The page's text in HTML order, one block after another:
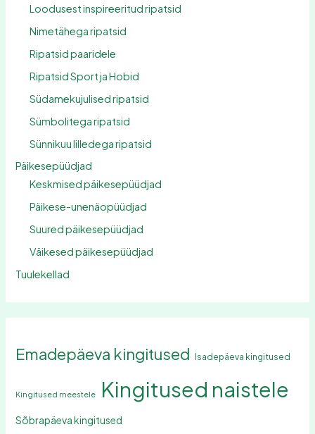
Loodusest inspireeritud ripatsid
Nimetähega ripatsid
Ripatsid paaridele
Ripatsid Sport ja Hobid
Südamekujulised ripatsid
Sümbolitega ripatsid
Sünnikuu lilledega ripatsid
Päikesepüüdjad
Keskmised päikesepüüdjad
Päikese-unenäopüüdjad
Suured päikesepüüdjad
Väikesed päikesepüüdjad
Tuulekellad
Emadepäeva kingitused Isadepäeva kingitused
Kingitused meestele Kingitused naistele
Sõbrapäeva kingitused